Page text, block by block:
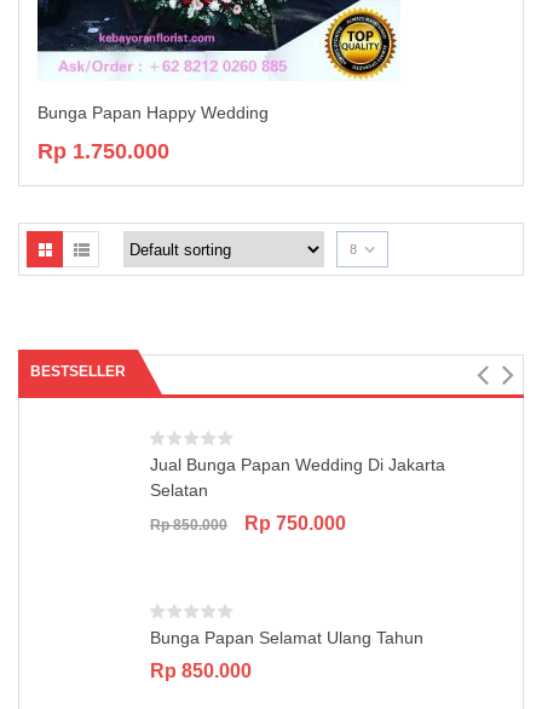
Bunga Papan Happy Wedding
Rp 1.750.000
8
BESTSELLER
Jual Bunga Papan Wedding Di Jakarta
Selatan
Rp850.000
Original
Rp 750.000Current
Bunga Papan Selamat Ulang Tahun
Rp 850.000